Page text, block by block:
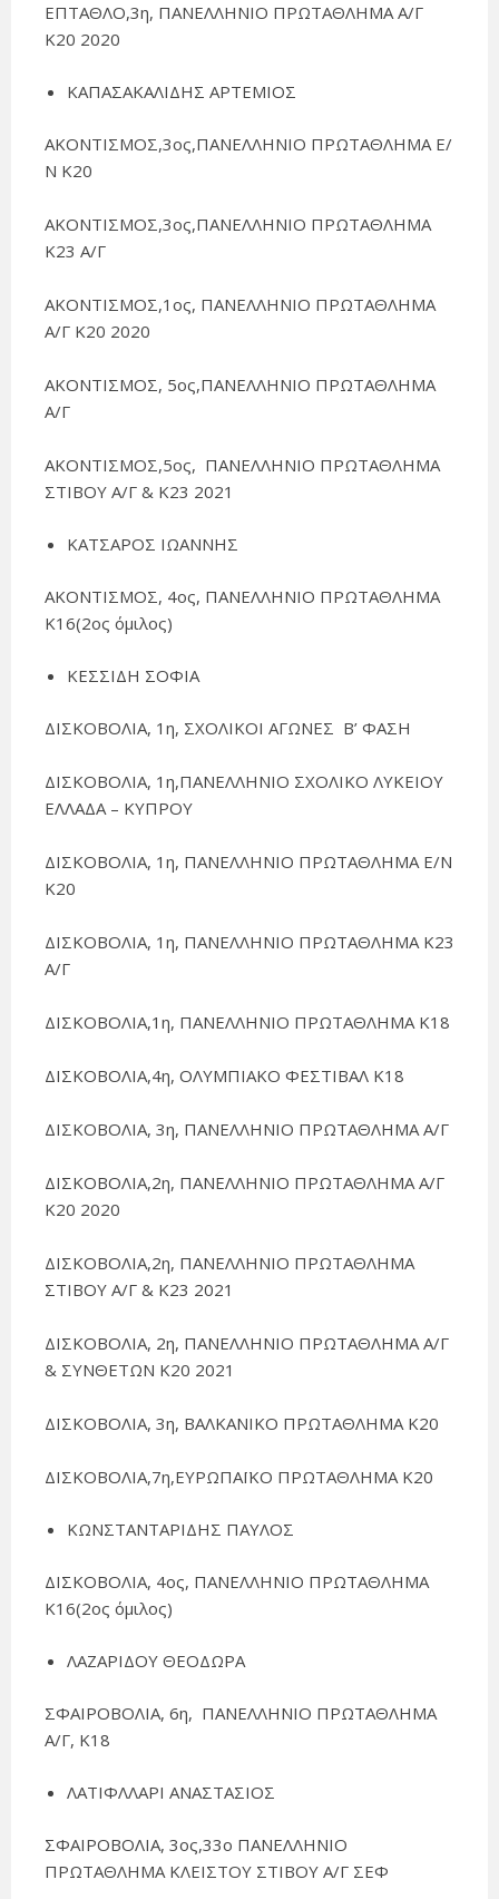
ΕΠΤΑΘΛΟ,3η, ΠΑΝΕΛΛΗΝΙΟ ΠΡΩΤΑΘΛΗΜΑ Α/Γ
Κ20 2020
ΚΑΠΑΣΑΚΑΛΙΔΗΣ ΑΡΤΕΜΙΟΣ
ΑΚΟΝΤΙΣΜΟΣ,3ος,ΠΑΝΕΛΛΗΝΙΟ ΠΡΩΤΑΘΛΗΜΑ Ε/
Ν Κ20
ΑΚΟΝΤΙΣΜΟΣ,3ος,ΠΑΝΕΛΛΗΝΙΟ ΠΡΩΤΑΘΛΗΜΑ
Κ23 Α/Γ
ΑΚΟΝΤΙΣΜΟΣ,1ος, ΠΑΝΕΛΛΗΝΙΟ ΠΡΩΤΑΘΛΗΜΑ
Α/Γ Κ20 2020
ΑΚΟΝΤΙΣΜΟΣ, 5ος,ΠΑΝΕΛΛΗΝΙΟ ΠΡΩΤΑΘΛΗΜΑ
Α/Γ
ΑΚΟΝΤΙΣΜΟΣ,5ος, ΠΑΝΕΛΛΗΝΙΟ ΠΡΩΤΑΘΛΗΜΑ
ΣΤΙΒΟΥ Α/Γ & Κ23 2021
ΚΑΤΣΑΡΟΣ ΙΩΑΝΝΗΣ
ΑΚΟΝΤΙΣΜΟΣ, 4ος, ΠΑΝΕΛΛΗΝΙΟ ΠΡΩΤΑΘΛΗΜΑ
Κ16(2ος όμιλος)
ΚΕΣΣΙΔΗ ΣΟΦΙΑ
ΔΙΣΚΟΒΟΛΙΑ, 1η, ΣΧΟΛΙΚΟΙ ΑΓΩΝΕΣ Β’ ΦΑΣΗ
ΔΙΣΚΟΒΟΛΙΑ, 1η,ΠΑΝΕΛΛΗΝΙΟ ΣΧΟΛΙΚΟ ΛΥΚΕΙΟΥ
ΕΛΛΑΔΑ – ΚΥΠΡΟΥ
ΔΙΣΚΟΒΟΛΙΑ, 1η, ΠΑΝΕΛΛΗΝΙΟ ΠΡΩΤΑΘΛΗΜΑ Ε/Ν
Κ20
ΔΙΣΚΟΒΟΛΙΑ, 1η, ΠΑΝΕΛΛΗΝΙΟ ΠΡΩΤΑΘΛΗΜΑ Κ23
Α/Γ
ΔΙΣΚΟΒΟΛΙΑ,1η, ΠΑΝΕΛΛΗΝΙΟ ΠΡΩΤΑΘΛΗΜΑ Κ18
ΔΙΣΚΟΒΟΛΙΑ,4η, ΟΛΥΜΠΙΑΚΟ ΦΕΣΤΙΒΑΛ Κ18
ΔΙΣΚΟΒΟΛΙΑ, 3η, ΠΑΝΕΛΛΗΝΙΟ ΠΡΩΤΑΘΛΗΜΑ Α/Γ
ΔΙΣΚΟΒΟΛΙΑ,2η, ΠΑΝΕΛΛΗΝΙΟ ΠΡΩΤΑΘΛΗΜΑ Α/Γ
Κ20 2020
ΔΙΣΚΟΒΟΛΙΑ,2η, ΠΑΝΕΛΛΗΝΙΟ ΠΡΩΤΑΘΛΗΜΑ
ΣΤΙΒΟΥ Α/Γ & Κ23 2021
ΔΙΣΚΟΒΟΛΙΑ, 2η, ΠΑΝΕΛΛΗΝΙΟ ΠΡΩΤΑΘΛΗΜΑ Α/Γ
& ΣΥΝΘΕΤΩΝ Κ20 2021
ΔΙΣΚΟΒΟΛΙΑ, 3η, ΒΑΛΚΑΝΙΚΟ ΠΡΩΤΑΘΛΗΜΑ Κ20
ΔΙΣΚΟΒΟΛΙΑ,7η,ΕΥΡΩΠΑΪΚΟ ΠΡΩΤΑΘΛΗΜΑ Κ20
ΚΩΝΣΤΑΝΤΑΡΙΔΗΣ ΠΑΥΛΟΣ
ΔΙΣΚΟΒΟΛΙΑ, 4ος, ΠΑΝΕΛΛΗΝΙΟ ΠΡΩΤΑΘΛΗΜΑ
Κ16(2ος όμιλος)
ΛΑΖΑΡΙΔΟΥ ΘΕΟΔΩΡΑ
ΣΦΑΙΡΟΒΟΛΙΑ, 6η, ΠΑΝΕΛΛΗΝΙΟ ΠΡΩΤΑΘΛΗΜΑ
Α/Γ, Κ18
ΛΑΤΙΦΛΛΑΡΙ ΑΝΑΣΤΑΣΙΟΣ
ΣΦΑΙΡΟΒΟΛΙΑ, 3ος,33ο ΠΑΝΕΛΛΗΝΙΟ
ΠΡΩΤΑΘΛΗΜΑ ΚΛΕΙΣΤΟΥ ΣΤΙΒΟΥ Α/Γ ΣΕΦ